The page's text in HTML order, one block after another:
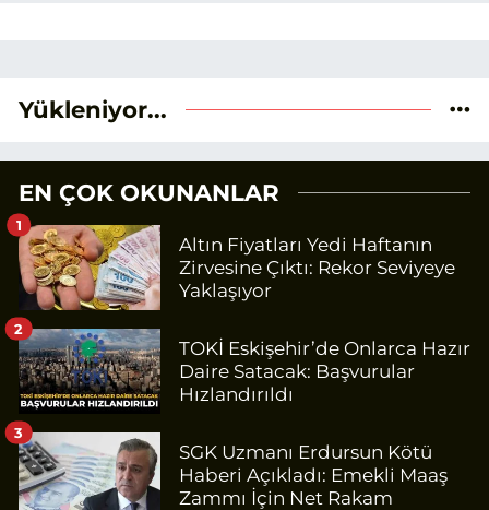
Yükleniyor...
EN ÇOK OKUNANLAR
Altın Fiyatları Yedi Haftanın
Zirvesine Çıktı: Rekor Seviyeye
Yaklaşıyor
1
TOKİ Eskişehir’de Onlarca Hazır
Daire Satacak: Başvurular
Hızlandırıldı
2
SGK Uzmanı Erdursun Kötü
Haberi Açıkladı: Emekli Maaş
Zammı İçin Net Rakam
3